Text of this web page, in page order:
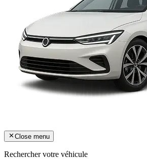
Close menu
Rechercher votre véhicule